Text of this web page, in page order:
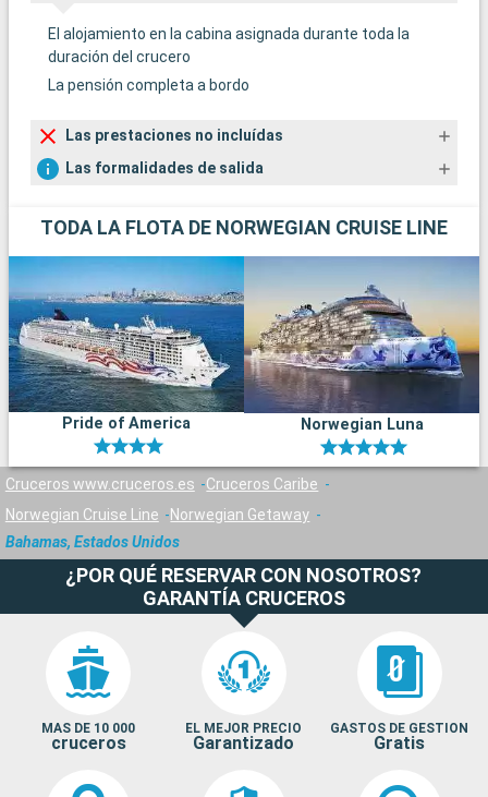
El alojamiento en la cabina asignada durante toda la
duración del crucero
La pensión completa a bordo
Las prestaciones no incluídas
Las formalidades de salida
TODA LA FLOTA DE NORWEGIAN CRUISE LINE
Pride of America Norwegian Luna
Cruceros www.cruceros.es
Cruceros Caribe
Norwegian Cruise Line
Norwegian Getaway
Bahamas, Estados Unidos
¿POR QUÉ RESERVAR CON NOSOTROS?
GARANTÍA CRUCEROS
MAS DE 10 000
cruceros
EL MEJOR PRECIO
Garantizado
GASTOS DE GESTION
Gratis